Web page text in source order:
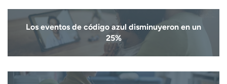
Los eventos de código azul disminuyeron en un
25%